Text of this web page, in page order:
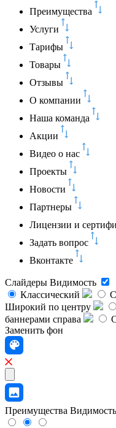
Преимущества
Услуги
Тарифы
Товары
Отзывы
О компании
Наша команда
Акции
Видео о нас
Проекты
Новости
Партнеры
Лицензии и
Задать вопрос
Вконтакте
Слайдеры Видимость
Классический
Широкий по центру
баннерами справа
Заменить фон
Преимущества Видимость